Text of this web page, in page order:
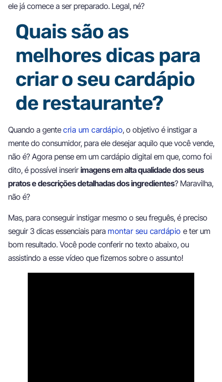
ele já comece a ser preparado. Legal, né?
Quais são as
melhores dicas para
criar o seu cardápio
de restaurante?
Quando a gentecria um cardápio, o objetivo é instigar a
mente do consumidor, para ele desejar aquilo que você vende,
não é? Agora pense em um cardápio digital em que, como foi
dito, é possível inserir imagens em alta qualidade dos seus
pratos e descrições detalhadas dos ingredientes? Maravilha,
não é?
Mas, para conseguir instigar mesmo o seu freguês, é preciso
seguir 3 dicas essenciais para montar seu cardápio e ter um
bom resultado. Você pode conferir no texto abaixo, ou
assistindo a esse vídeo que fizemos sobre o assunto!